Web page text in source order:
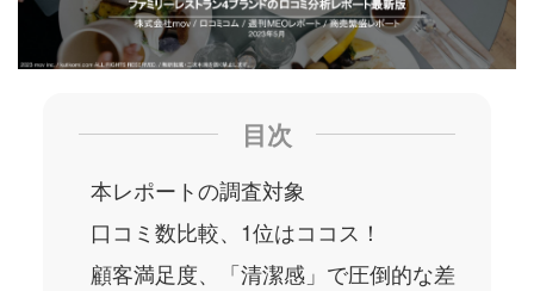
目次
本レポートの調査対象
口コミ数比較、1位はココス！
顧客満足度、「清潔感」で圧倒的な差